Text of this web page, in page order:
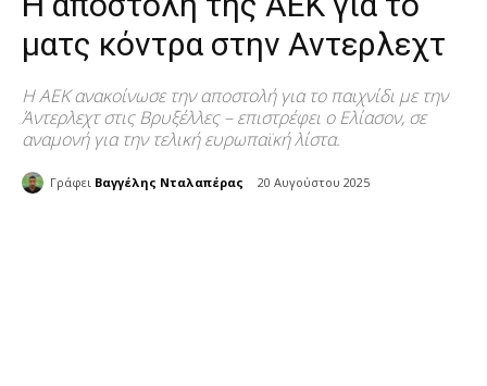
ματς κόντρα στην Αντερλεχτ
Η ΑΕΚ ανακοίνωσε την αποστολή για το παιχνίδι με την
Άντερλεχτ στις Βρυξέλλες – επιστρέφει ο Ελίασον, σε
αναμονή για την τελική ευρωπαϊκή λίστα.
Γράφει Βαγγέλης Νταλαπέρας 20 Αυγούστου 2025